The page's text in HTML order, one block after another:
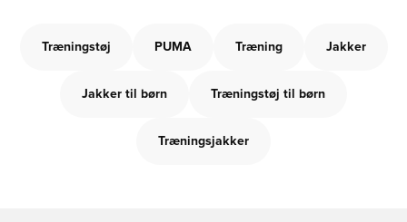
Træningstøj PUMA Træning Jakker
Jakker til børn Træningstøj til børn
Træningsjakker